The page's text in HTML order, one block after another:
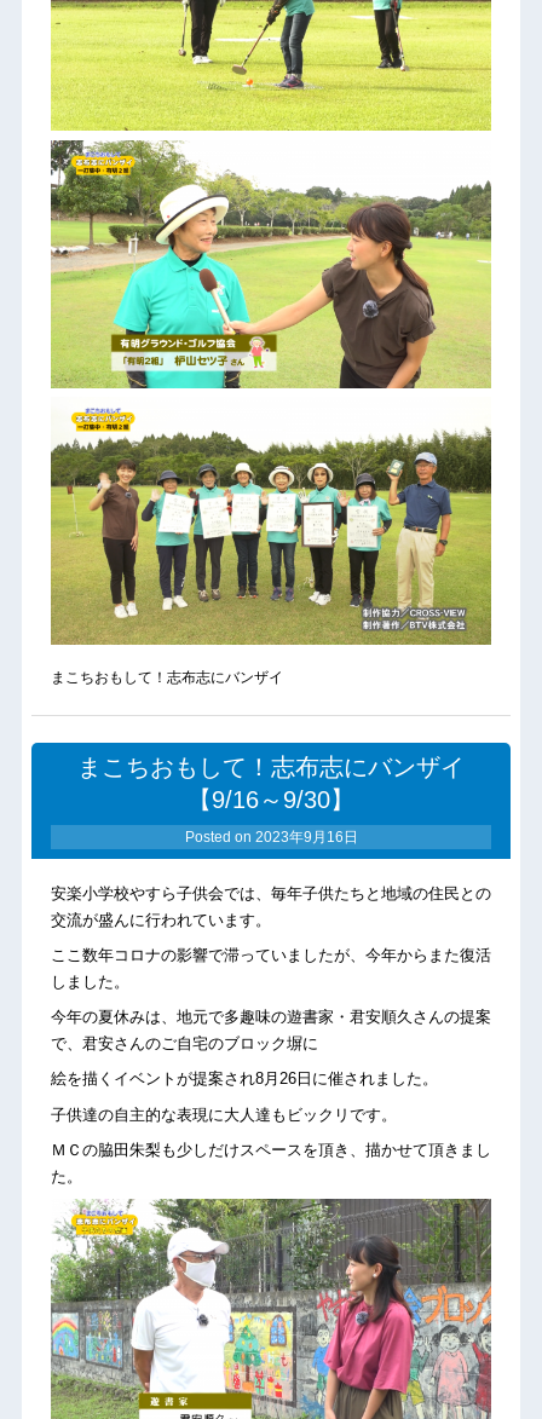
まこちおもして！志布志にバンザイ
まこちおもして！志布志にバンザイ
【9/16～9/30】
Posted on 2023年9月16日
安楽小学校やすら子供会では、毎年子供たちと地域の住民との
交流が盛んに行われています。
ここ数年コロナの影響で滞っていましたが、今年からまた復活
しました。
今年の夏休みは、地元で多趣味の遊書家・君安順久さんの提案
で、君安さんのご自宅のブロック塀に
絵を描くイベントが提案され8月26日に催されました。
子供達の自主的な表現に大人達もビックリです。
ＭＣの脇田朱梨も少しだけスペースを頂き、描かせて頂きまし
た。